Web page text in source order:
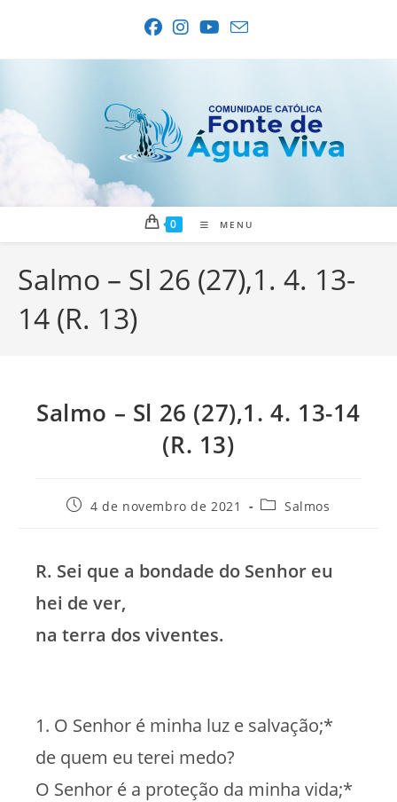
0 MENU
Salmo – Sl 26 (27),1. 4. 13-
14 (R. 13)
Salmo – Sl 26 (27),1. 4. 13-14
(R. 13)
Post4 de novembro de 2021
Categoria
Salmos
R. Sei que a bondade do Senhor eu
hei de ver,
na terra dos viventes.
1. O Senhor é minha luz e salvação;*
de quem eu terei medo?
O Senhor é a proteção da minha vida;*